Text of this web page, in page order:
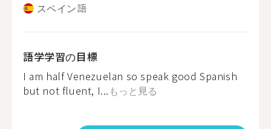
スペイン語
語学学習の目標
I am half Venezuelan so speak good Spanish
but not fluent, I... もっと見る